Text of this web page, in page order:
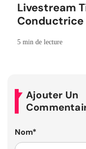
Livestream
5 min de lecture
Ajouter Un
Nom*